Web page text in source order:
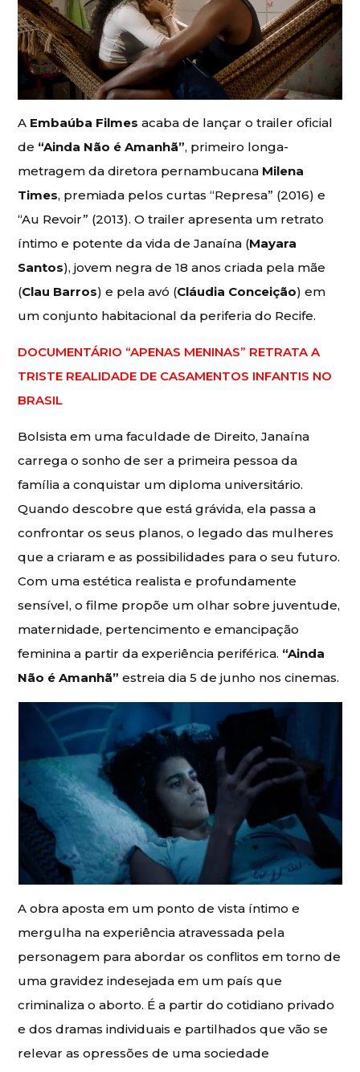
A Embaúba Filmes acaba de lançar o trailer oficial
de “Ainda Não é Amanhã”, primeiro longa-
metragem da diretora pernambucana Milena
Times, premiada pelos curtas “Represa” (2016) e
“Au Revoir” (2013). O trailer apresenta um retrato
íntimo e potente da vida de Janaína (Mayara
Santos), jovem negra de 18 anos criada pela mãe
(Clau Barros) e pela avó (Cláudia Conceição) em
um conjunto habitacional da periferia do Recife.
DOCUMENTÁRIO “APENAS MENINAS” RETRATA A
TRISTE REALIDADE DE CASAMENTOS INFANTIS NO
BRASIL
Bolsista em uma faculdade de Direito, Janaína
carrega o sonho de ser a primeira pessoa da
família a conquistar um diploma universitário.
Quando descobre que está grávida, ela passa a
confrontar os seus planos, o legado das mulheres
que a criaram e as possibilidades para o seu futuro.
Com uma estética realista e profundamente
sensível, o filme propõe um olhar sobre juventude,
maternidade, pertencimento e emancipação
feminina a partir da experiência periférica. “Ainda
Não é Amanhã” estreia dia 5 de junho nos cinemas.
A obra aposta em um ponto de vista íntimo e
mergulha na experiência atravessada pela
personagem para abordar os conflitos em torno de
uma gravidez indesejada em um país que
criminaliza o aborto. É a partir do cotidiano privado
e dos dramas individuais e partilhados que vão se
relevar as opressões de uma sociedade